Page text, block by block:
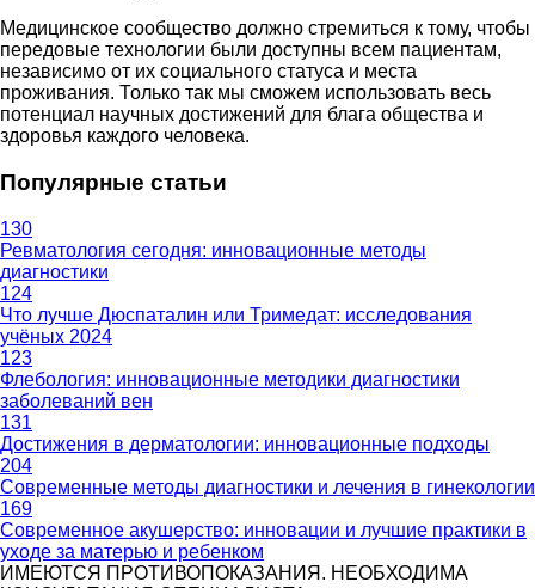
Медицинское сообщество должно стремиться к тому, чтобы
передовые технологии были доступны всем пациентам,
независимо от их социального статуса и места
проживания. Только так мы сможем использовать весь
потенциал научных достижений для блага общества и
здоровья каждого человека.
Популярные статьи
130
Ревматология сегодня: инновационные методы
диагностики
124
Что лучше Дюспаталин или Тримедат: исследования
учёных 2024
123
Флебология: инновационные методики диагностики
заболеваний вен
131
Достижения в дерматологии: инновационные подходы
204
Современные методы диагностики и лечения в гинекологии
169
Современное акушерство: инновации и лучшие практики в
уходе за матерью и ребенком
ИМЕЮТСЯ ПРОТИВОПОКАЗАНИЯ. НЕОБХОДИМА